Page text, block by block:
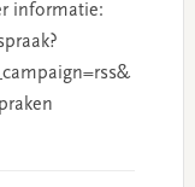
informatie: